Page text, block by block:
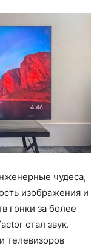
чудеса,
изображения и
гонки за более
стал звук.
телевизоров